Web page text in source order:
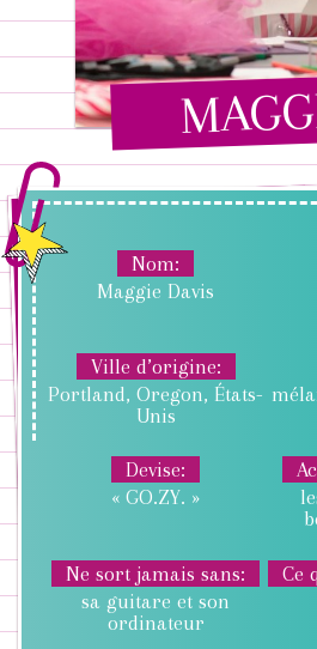
Nom
Maggie Davis
Ville d’origine
Portland, Oregon, États-
Unis
Devise
« GO.ZY. »
Ne sort jamais sans
sa guitare et son
ordinateur
Ce